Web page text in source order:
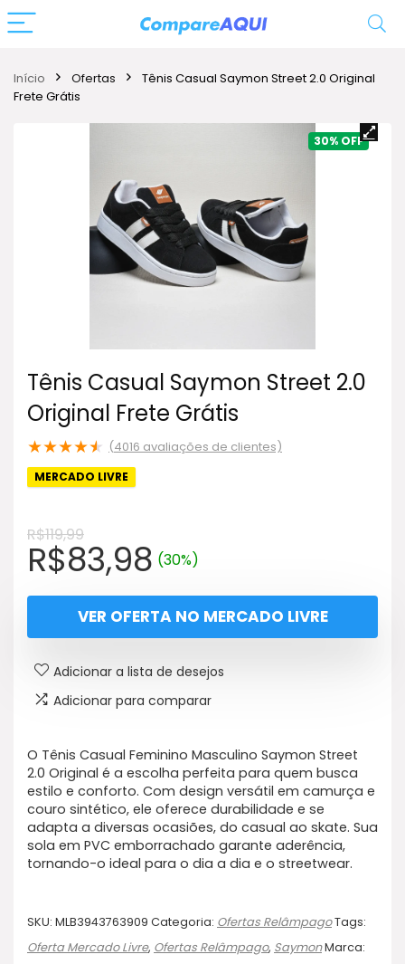
Início Ofertas
Tênis Casual Saymon Street 2.0 Original
Frete Grátis
30%
Tênis Casual Saymon Street 2.0
Original Frete Grátis
★★★★★ (4016 avaliações de clientes)
MERCADO LIVRE
R$119,99
O
preço
original
era:
R$119,99.
R$83,98O
preço
atual
é:
R$83,98.
(30%)
VER OFERTA NO MERCADO LIVRE
Adicionar a lista de desejos
Adicionar para comparar
O Tênis Casual Feminino Masculino Saymon Street
2.0 Original é a escolha perfeita para quem busca
estilo e conforto. Com design versátil em camurça e
couro sintético, ele oferece durabilidade e se
adapta a diversas ocasiões, do casual ao skate. Sua
sola em PVC emborrachado garante aderência,
tornando-o ideal para o dia a dia e o streetwear.
SKU: MLB3943763909 Categoria: Ofertas RelâmpagoTags:
Oferta Mercado Livre, Ofertas Relâmpago, SaymonMarca: